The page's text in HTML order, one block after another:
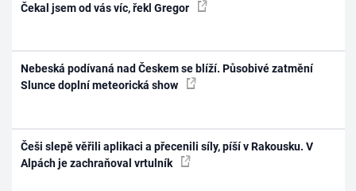
Čekal jsem od vás víc, řekl Gregor
Nebeská podívaná nad Českem se blíží. Působivé zatmění
Slunce doplní meteorická show
Češi slepě věřili aplikaci a přecenili síly, píší v Rakousku. V
Alpách je zachraňoval vrtulník